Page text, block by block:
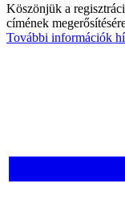
Köszönjük a
címének
További információk